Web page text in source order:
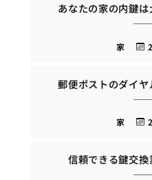
あなたの家の内鍵
家
郵便ポストのダイ
家
信頼できる鍵交